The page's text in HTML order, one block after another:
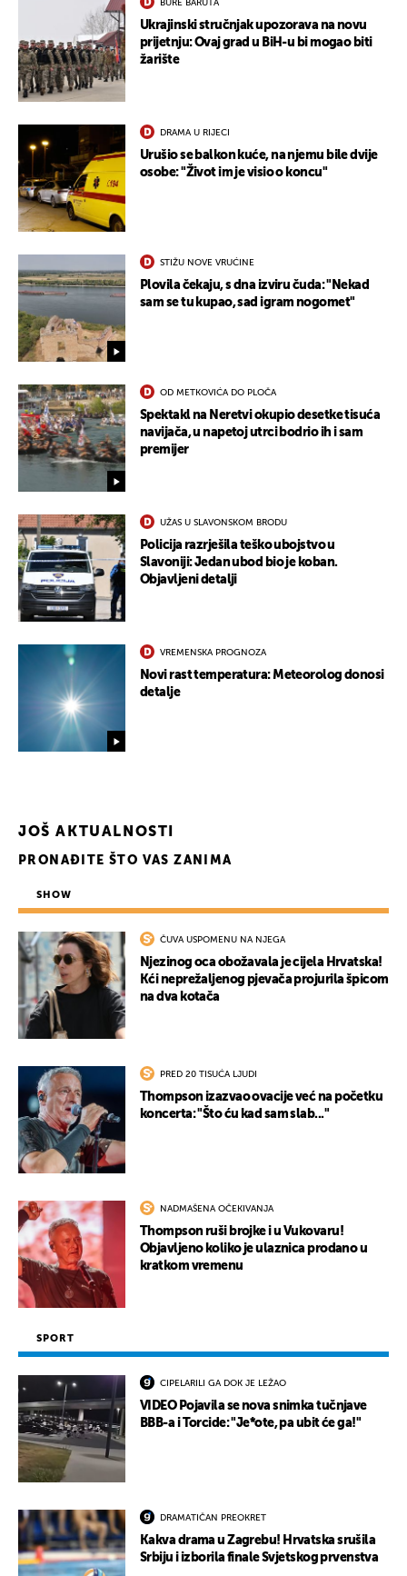
BURE BARUTA
Ukrajinski stručnjak upozorava na novu
prijetnju: Ovaj grad u BiH-u bi mogao biti
žarište
DRAMA U RIJECI
Urušio se balkon kuće, na njemu bile dvije
osobe: "Život im je visio o koncu"
STIŽU NOVE VRUĆINE
Plovila čekaju, s dna izviru čuda: "Nekad
sam se tu kupao, sad igram nogomet"
OD METKOVIĆA DO PLOČA
Spektakl na Neretvi okupio desetke tisuća
navijača, u napetoj utrci bodrio ih i sam
premijer
UŽAS U SLAVONSKOM BRODU
Policija razrješila teško ubojstvo u
Slavoniji: Jedan ubod bio je koban.
Objavljeni detalji
VREMENSKA PROGNOZA
Novi rast temperatura: Meteorolog donosi
detalje
JOŠ AKTUALNOSTI
PRONAĐITE ŠTO VAS ZANIMA
SHOW
ČUVA USPOMENU NA NJEGA
Njezinog oca obožavala je cijela Hrvatska!
Kći neprežaljenog pjevača projurila špicom
na dva kotača
PRED 20 TISUĆA LJUDI
Thompson izazvao ovacije već na početku
koncerta: "Što ću kad sam slab..."
NADMAŠENA OČEKIVANJA
Thompson ruši brojke i u Vukovaru!
Objavljeno koliko je ulaznica prodano u
kratkom vremenu
SPORT
CIPELARILI GA DOK JE LEŽAO
VIDEO Pojavila se nova snimka tučnjave
BBB-a i Torcide: "Je*ote, pa ubit će ga!"
DRAMATIČAN PREOKRET
Kakva drama u Zagrebu! Hrvatska srušila
Srbiju i izborila finale Svjetskog prvenstva
UKLJUČITE NOTIFIKACIJE